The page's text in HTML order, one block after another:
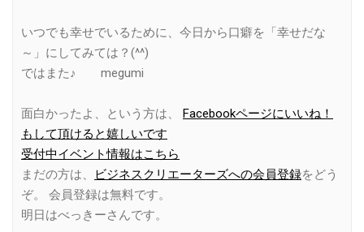
いつでも幸せでいるために、今日から口癖を「幸せだな
～」にしてみては？(^^)
ではまた♪ megumi
面白かったよ、という方は、 Facebookページにいいね！
もして頂けると嬉しいです
受付中イベント情報はこちら
まだの方は、
ビジネスクリエーターズへの会員登録をどう
ぞ。 会員登録は無料です。
明日はべっきーさんです。